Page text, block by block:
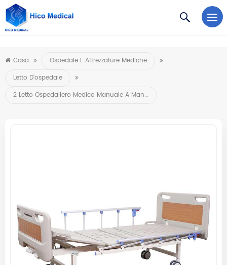
https://www.microsoft.com/en-us/microsoft-teams/log-in
Casa
Ospedale E Attrezzature Mediche
Letto D'ospedale
2 Letto Ospedaliero Medico Manuale A Manovella